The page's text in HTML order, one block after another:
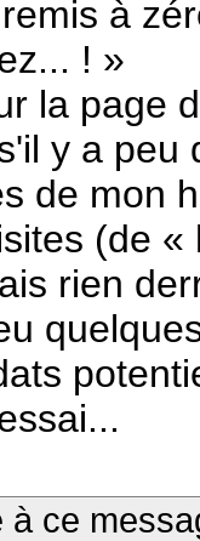
à
! »
la page
y a
de mon
(de
rien
à ce